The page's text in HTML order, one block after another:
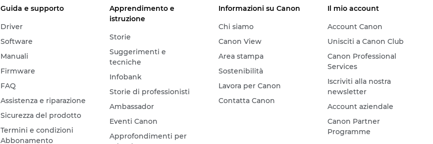
Guida e supporto
Driver
Software
Manuali
Firmware
FAQ
Assistenza e riparazione
Sicurezza del prodotto
Termini e condizioni
Abbonamento
Apprendimento e
istruzione
Storie
Suggerimenti e
tecniche
Infobank
Storie di professionisti
Ambassador
Eventi Canon
Approfondimenti per
Informazioni su Canon
Chi siamo
Canon View
Area stampa
Sostenibilità
Lavora per Canon
Contatta Canon
Il mio account
Account Canon
Unisciti a Canon Club
Canon Professional
Services
Iscriviti alla nostra
newsletter
Account aziendale
Canon Partner
Programme